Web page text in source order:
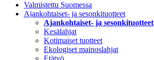
Valmistettu Suomessa
Ajankohtaiset- ja sesonkituotteet
Ajankohtaiset- ja sesonkituotteet
Kesälahjat
Kotimaiset tuotteet
Ekologiset mainoslahjat
Etätyö